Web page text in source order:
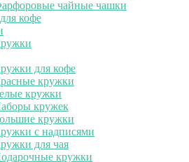
чайные чашки
кофе
для кофе
кружки
кружки
кружек
кружки
с надписями
для чая
кружки